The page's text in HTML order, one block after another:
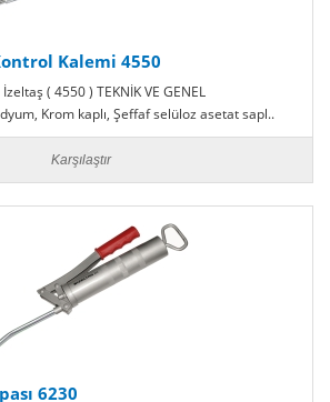
Kalemi 4550
( 4550 ) TEKNİK VE GENEL
Krom kaplı, Şeffaf selüloz asetat sapl..
Karşılaştır
6230